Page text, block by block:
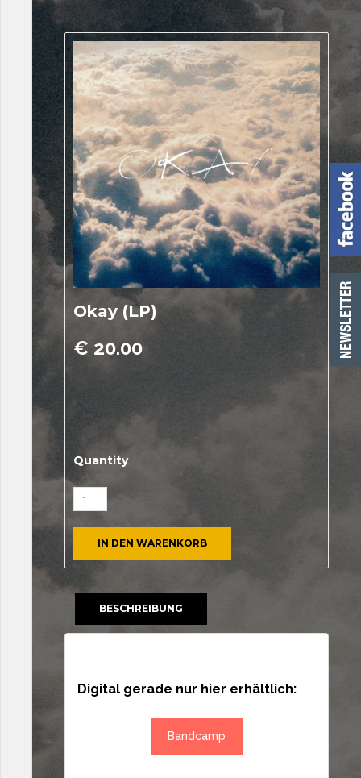
Okay (LP)
€ 20.00
Quantity
IN DEN WARENKORB
BESCHREIBUNG
Digital gerade nur hier erhältlich:
Bandcamp